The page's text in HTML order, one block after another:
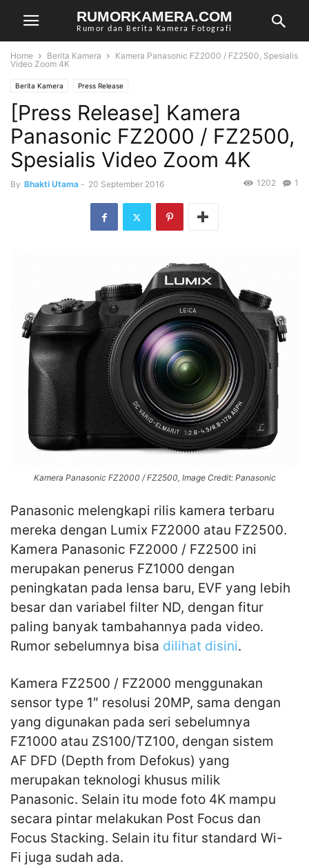
RUMORKAMERA.COM
Rumor dan Berita Kamera Fotografi
Home Berita Kamera
Kamera Panasonic FZ2000 / FZ2500, Spesialis
Video Zoom 4K
Berita Kamera Press Release
[Press Release] Kamera
Panasonic FZ2000 / FZ2500,
Spesialis Video Zoom 4K
By Bhakti Utama - 20 September 2016 1
1202
Kamera Panasonic FZ2000 / FZ2500, Image Credit: Panasonic
Panasonic melengkapi rilis kamera terbaru
mereka dengan Lumix FZ2000 atau FZ2500.
Kamera Panasonic FZ2000 / FZ2500 ini
merupakan penerus FZ1000 dengan
peningkatan pada lensa baru, EVF yang lebih
besar dan variabel filter ND, dengan fitur
paling banyak tambahannya pada video.
Rumor sebelumnya bisa dilihat disini.
Kamera FZ2500 / FZ2000 menggunakan
sensor type 1″ resolusi 20MP, sama dengan
yang digunakan pada seri sebelumnya
FZ1000 atau ZS100/TZ100, dengan sistem
AF DFD (Depth from Defokus) yang
merupakan teknologi khusus milik
Panasonic. Selain itu mode foto 4K mampu
secara pintar melakukan Post Focus dan
Focus Stacking. Selain itu fitur standard Wi-
Fi juga sudah ada.